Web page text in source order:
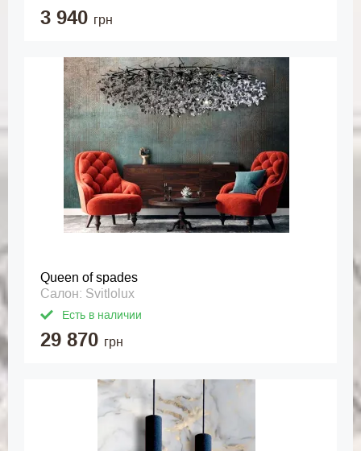
3 940 грн
Queen of spades
Салон: Svitlolux
Есть в наличии
29 870 грн